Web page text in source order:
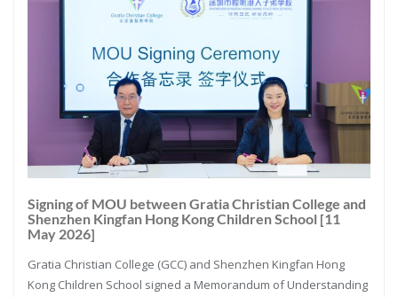
Signing of MOU between Gratia Christian College and
Shenzhen Kingfan Hong Kong Children School [11
May 2026]
Gratia Christian College (GCC) and Shenzhen Kingfan Hong
Kong Children School signed a Memorandum of Understanding